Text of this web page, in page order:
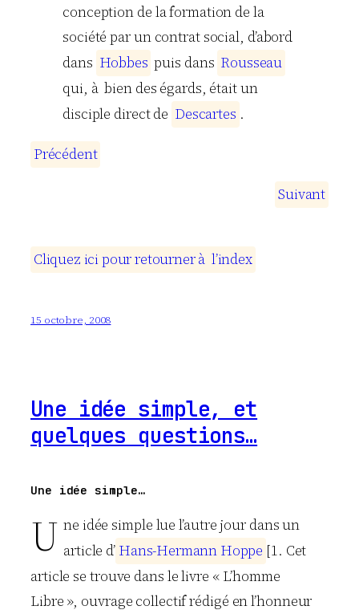
conception de la formation de la
société par un contrat social, d’abord
dans Hobbes puis dans Rousseau
qui, à bien des égards, était un
disciple direct de Descartes .
Précédent
Suivant
Cliquez icipourretournerà l’index
15 octobre, 2008
Une idée simple, et
quelques questions…
Une idée simple…
U ne idée simple lue l’autre jour dans un
article d’ Hans-Hermann Hoppe [1. Cet
article se trouve dans le livre « L’homme
Libre », ouvrage collectif rédigé en l’honneur